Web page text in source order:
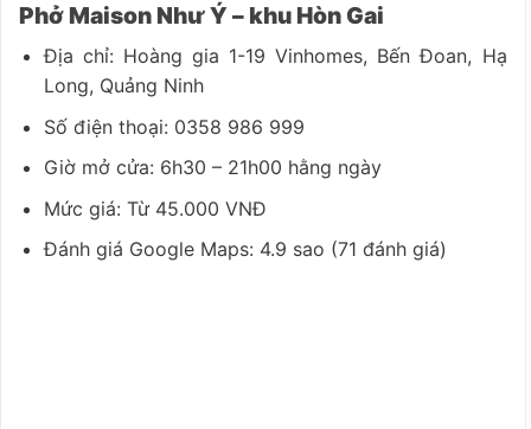
Phở Maison Như Ý – khu Hòn Gai
Địa chỉ: Hoàng gia 1-19 Vinhomes, Bến Đoan, Hạ
Long, Quảng Ninh
Số điện thoại: 0358 986 999
Giờ mở cửa: 6h30 – 21h00 hằng ngày
Mức giá: Từ 45.000 VNĐ
Đánh giá Google Maps: 4.9 sao (71 đánh giá)